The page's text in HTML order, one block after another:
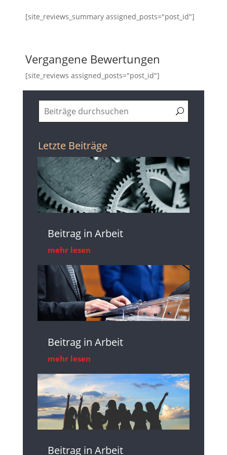
[site_reviews_summary assigned_posts="post_id"]
Vergangene Bewertungen
[site_reviews assigned_posts="post_id"]
Letzte Beiträge
Beitrag in Arbeit
mehr lesen
Beitrag in Arbeit
mehr lesen
Beitrag in Arbeit